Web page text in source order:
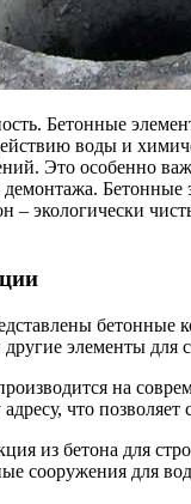
Бетонные
воды и
Это особенно
Бетонные
– экологически
бетонные
элементы для
на
что
из бетона для
сооружения для